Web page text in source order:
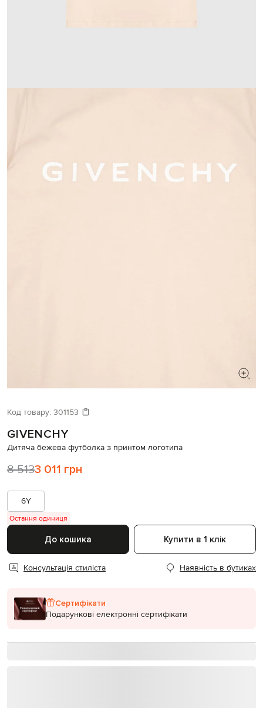
Код товару: 301153
GIVENCHY
Дитяча бежева футболка з принтом логотипа
8 5133 011 грн
6Y
Остання одиниця
До кошика Купити в 1 клік
Консультація стиліста Наявність в бутиках
Сертифікати
Подарункові електронні сертифікати